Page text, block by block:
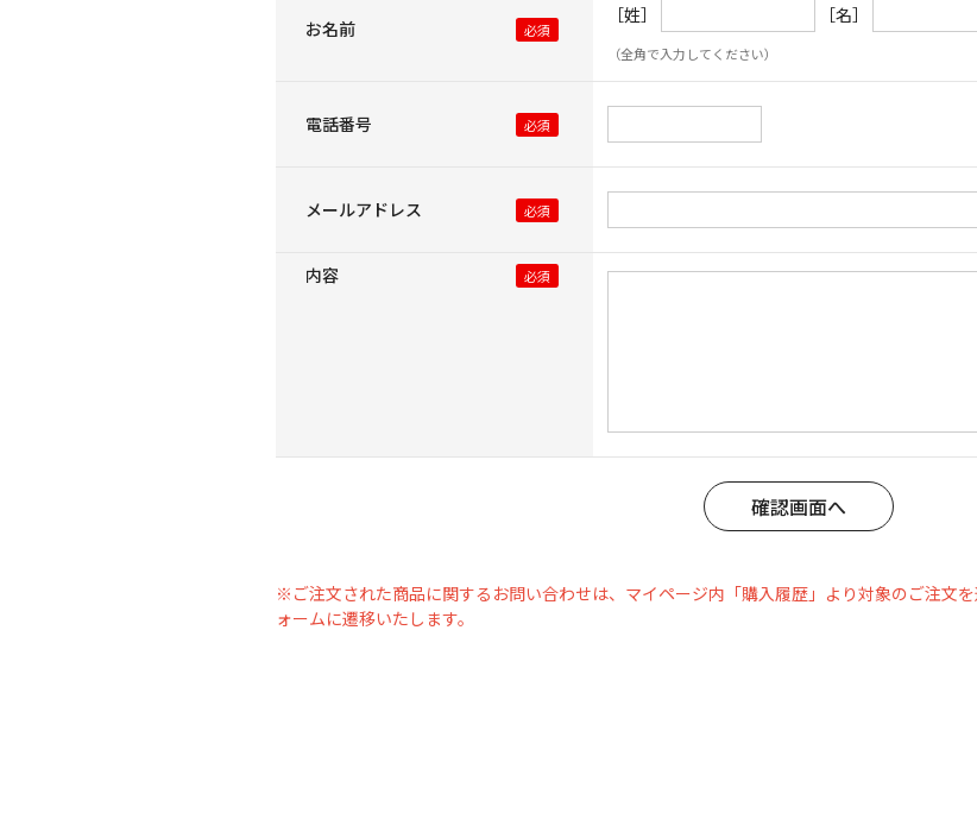
お名前
［姓］ ［名］
（全角で入力してください）
電話番号
メールアドレス
内容
※ご注文された商品に関するお問い合わせは、マイページ内「購入履歴」より対象のご注文
ォームに遷移いたします。